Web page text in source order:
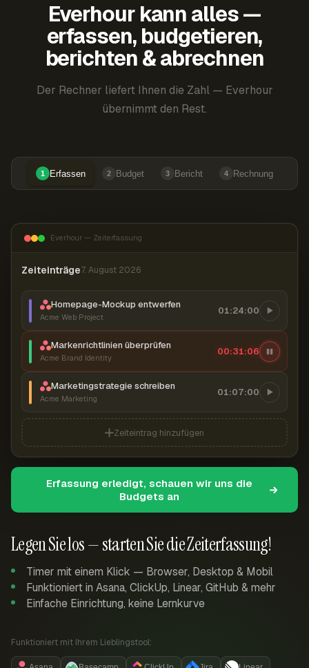
Everhour kann alles —
erfassen, budgetieren,
berichten & abrechnen
Der Rechner liefert Ihnen die Zahl — Everhour
übernimmt den Rest.
1 Erfassen 2 Budget 3 Bericht 4 Rechnung
Legen Sie los — starten Sie die Zeiterfassung!
Timer mit einem Klick — Browser, Desktop & Mobil
Funktioniert in Asana, ClickUp, Linear, GitHub & mehr
Einfache Einrichtung, keine Lernkurve
Funktioniert mit Ihrem Lieblingstool:
Everhour — Zeiterfassung
Zeiteinträge7. August 2026
Homepage-Mockup entwerfen
Acme Web Project
01:24:00
Markenrichtlinien überprüfen
Acme Brand Identity
00:31:06
Marketingstrategie schreiben
Acme Marketing
01:07:00
Zeiteintrag hinzufügen
Erfassung erledigt, schauen wir uns die
Budgets an